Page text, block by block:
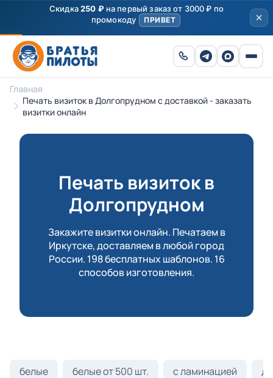
Скидка250 ₽на первый заказ от 3000 ₽ по
промокоду
ПРИВЕТ
Главная
Печать визиток в Долгопрудном с доставкой - заказать
визитки онлайн
Печать визиток в
Долгопрудном
Закажите визитки онлайн. Печатаем в
Иркутске, доставляем в любой город
России. 198 бесплатных шаблонов. 16
способов изготовления.
белые белые от 500 шт. с ламинацией